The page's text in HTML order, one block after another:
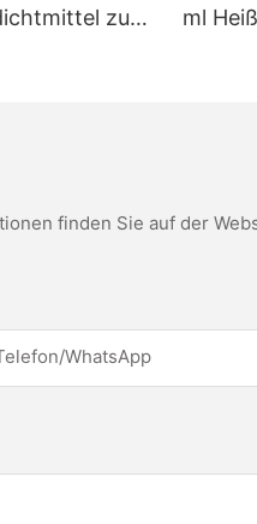
zum
ml
finden Sie auf der
WhatsApp